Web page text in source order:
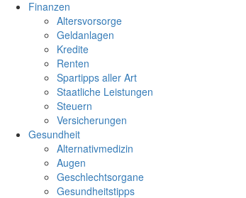
Finanzen
Altersvorsorge
Geldanlagen
Kredite
Renten
Spartipps aller Art
Staatliche Leistungen
Steuern
Versicherungen
Gesundheit
Alternativmedizin
Augen
Geschlechtsorgane
Gesundheitstipps